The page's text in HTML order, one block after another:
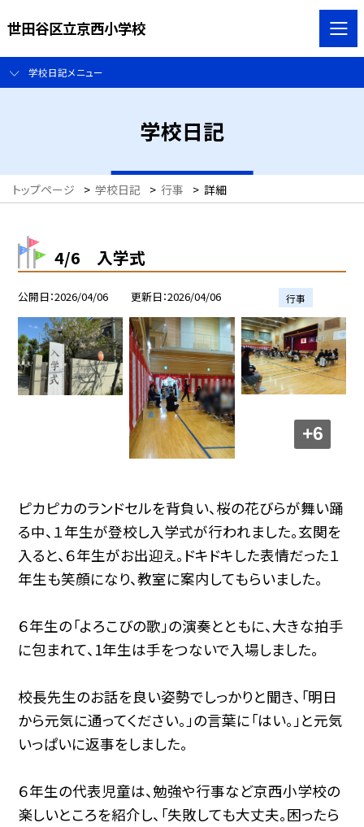
世田谷区立京西小学校
学校日記メニュー
学校日記
トップページ > 学校日記 > 行事 > 詳細
4/6 入学式
公開日 2026/04/06 更新日 2026/04/06 行事
+6
ピカピカのランドセルを背負い、桜の花びらが舞い踊
る中、１年生が登校し入学式が行われました。玄関を
入ると、６年生がお出迎え。ドキドキした表情だった１
年生も笑顔になり、教室に案内してもらいました。
６年生の「よろこびの歌」の演奏とともに、大きな拍手
に包まれて、1年生は手をつないで入場しました。
校長先生のお話を良い姿勢でしっかりと聞き、「明日
から元気に通ってください。」の言葉に「はい。」と元気
いっぱいに返事をしました。
６年生の代表児童は、勉強や行事など京西小学校の
楽しいところを紹介し、「失敗しても大丈夫。困ったら